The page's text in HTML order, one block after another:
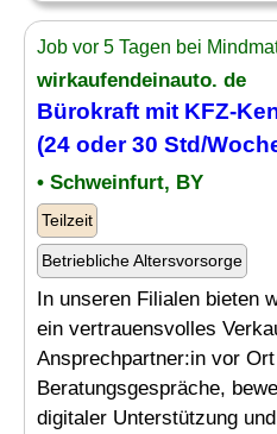
Job vor 5 Tagen bei
wirkaufendeinauto. de
Bürokraft mit KFZ-
(24 oder 30 Std/
• Schweinfurt, BY
Teilzeit
Betriebliche Altersvorsorge
In unseren Filialen bieten
ein vertrauensvolles
Ansprechpartner:in vor
Beratungsgespräche,
digitaler Unterstützung